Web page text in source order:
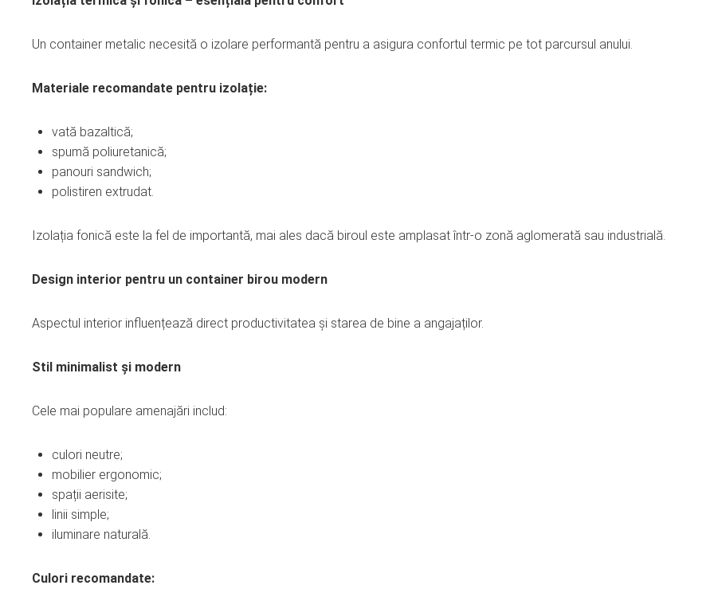
Un container metalic necesită o izolare performantă pentru a asigura confortul termic pe tot parcursul anului.
Materiale recomandate pentru izolație:
vată bazaltică;
spumă poliuretanică;
panouri sandwich;
polistiren extrudat.
Izolația fonică este la fel de importantă, mai ales dacă biroul este amplasat într-o zonă aglomerată sau industrială.
Design interior pentru un container birou modern
Aspectul interior influențează direct productivitatea și starea de bine a angajaților.
Stil minimalist și modern
Cele mai populare amenajări includ:
culori neutre;
mobilier ergonomic;
spații aerisite;
linii simple;
iluminare naturală.
Culori recomandate: